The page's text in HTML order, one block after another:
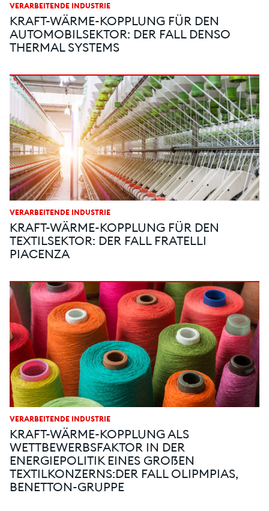
VERARBEITENDE INDUSTRIE
KRAFT-WÄRME-KOPPLUNG FÜR DEN
AUTOMOBILSEKTOR: DER FALL DENSO
THERMAL SYSTEMS
VERARBEITENDE INDUSTRIE
KRAFT-WÄRME-KOPPLUNG FÜR DEN
TEXTILSEKTOR: DER FALL FRATELLI
PIACENZA
VERARBEITENDE INDUSTRIE
KRAFT-WÄRME-KOPPLUNG ALS
WETTBEWERBSFAKTOR IN DER
ENERGIEPOLITIK EINES GROẞEN
TEXTILKONZERNS:DER FALL OLIPMPIAS,
BENETTON-GRUPPE